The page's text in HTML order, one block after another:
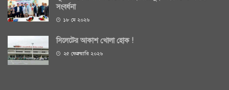
সংবর্ধনা
১৮ মে ২০২৬
সিলেটের আকাশ খোলা হোক !
২৫ ফেব্রুয়ারি ২০২৬